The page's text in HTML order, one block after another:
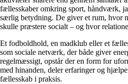
fællesskaber omkring sport, håndværk,
særlig betydning. De giver et rum, hvor
skulle præstere socialt – og hvor
Et fodboldhold, en madklub eller et
som sociale netværk, der både giver
regelmæssigt, opstår der en form for
med hinanden, deler erfaringer og
fællesskab i praksis.